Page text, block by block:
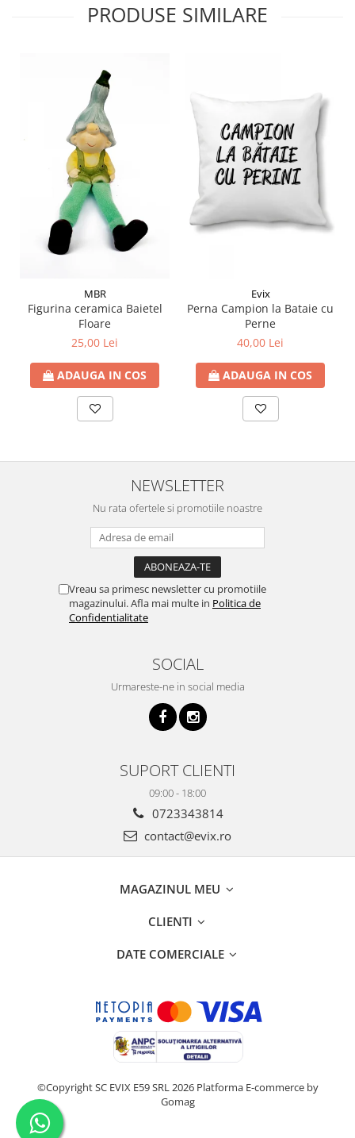
PRODUSE SIMILARE
MBR
Figurina ceramica Baietel
Floare
25,00 Lei
ADAUGA IN COS
Evix
Perna Campion la Bataie cu
Perne
40,00 Lei
ADAUGA IN COS
NEWSLETTER
Nu rata ofertele si promotiile noastre
Vreau sa primesc newsletter cu promotiile
magazinului. Afla mai multe in Politica de
Confidentialitate
SOCIAL
Urmareste-ne in social media
SUPORT CLIENTI
09:00 - 18:00
0723343814
contact@evix.ro
MAGAZINUL MEU
CLIENTI
DATE COMERCIALE
©Copyright SC EVIX E59 SRL 2026 Platforma E-commerce by
Gomag